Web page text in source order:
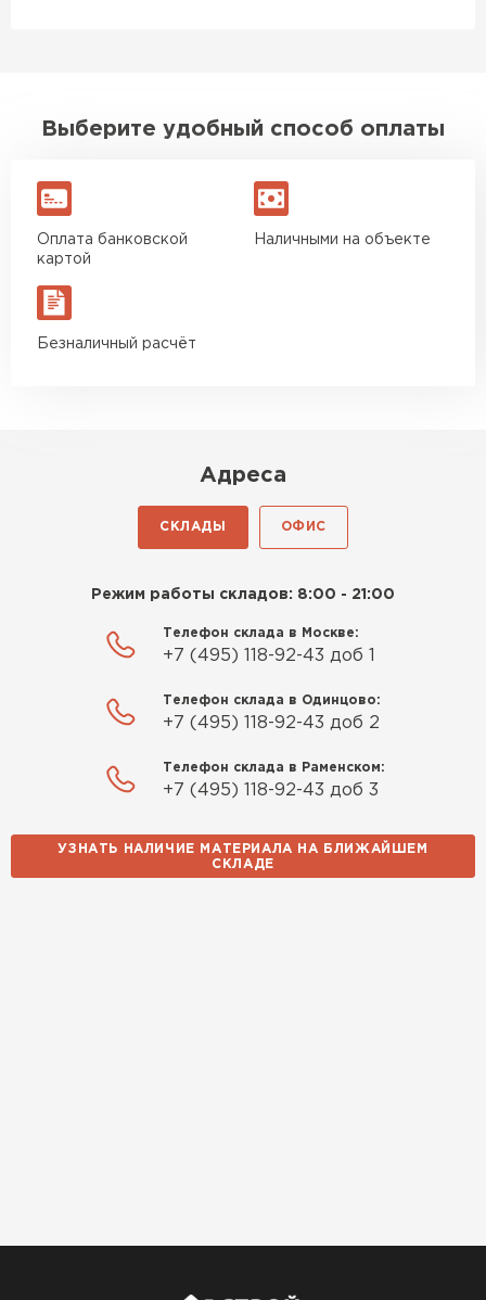
Выберите удобный способ оплаты
Оплата банковской
картой
Наличными на объекте
Безналичный расчёт
Адреса
СКЛАДЫ ОФИС
Режим работы складов: 8:00 - 21:00
Телефон склада в Москве:
+7 (495) 118-92-43 доб 1
Телефон склада в Одинцово:
+7 (495) 118-92-43 доб 2
Телефон склада в Раменском:
+7 (495) 118-92-43 доб 3
УЗНАТЬ НАЛИЧИЕ МАТЕРИАЛА НА БЛИЖАЙШЕМ
СКЛАДЕ